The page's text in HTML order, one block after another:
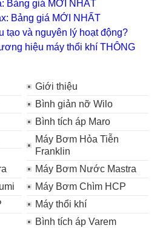
Bảng giá MỚI NHẤT
Bảng giá MỚI NHẤT
tạo và nguyên lý hoạt động?
hiệu máy thổi khí THÔNG
Giới thiệu
Bình giản nỡ Wilo
Bình tích áp Maro
Máy Bơm Hỏa Tiễn
Franklin
Máy Bơm Nước Mastra
Máy Bơm Chìm HCP
Máy thổi khí
Bình tích áp Varem